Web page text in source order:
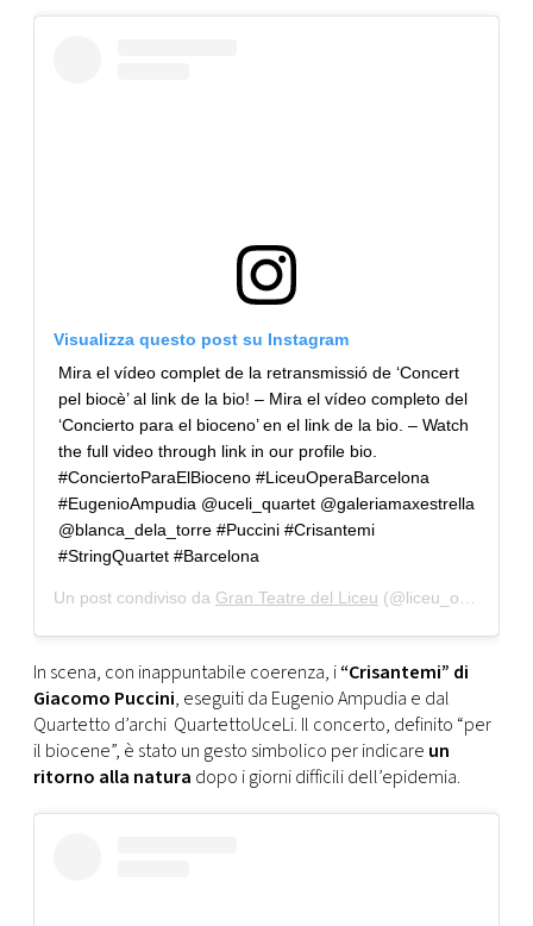
Visualizza questo post su Instagram
Mira el vídeo complet de la retransmissió de ‘Concert
pel biocè’ al link de la bio! – Mira el vídeo completo del
‘Concierto para el bioceno’ en el link de la bio. – Watch
the full video through link in our profile bio.
#ConciertoParaElBioceno #LiceuOperaBarcelona
#EugenioAmpudia @uceli_quartet @galeriamaxestrella
@blanca_dela_torre #Puccini #Crisantemi
#StringQuartet #Barcelona
Un post condiviso da Gran Teatre del Liceu (@liceu_opera_barcelona) in data:
In scena, con inappuntabile coerenza, i“Crisantemi” di
Giacomo Puccini, eseguiti da Eugenio Ampudia e dal
Quartetto d’archi QuartettoUceLi. Il concerto, definito “per
il biocene”, è stato un gesto simbolico per indicare un
ritorno alla natura dopo i giorni difficili dell’epidemia.